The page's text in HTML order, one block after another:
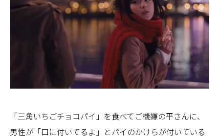
「三角いちごチョコパイ」を食べてご機嫌の平さんに、
男性が「口に付いてるよ」とパイのかけらが付いている